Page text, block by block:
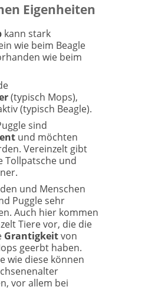
Eigenheiten
kann stark
wie beim Beagle
wie beim
(typisch Mops),
(typisch Beagle).
sind
und möchten
Vereinzelt gibt
Tollpatsche und
und Menschen
Puggle sehr
Auch hier kommen
Tiere vor, die die
Grantigkeitvon
geerbt haben.
wie diese können
vor allem bei